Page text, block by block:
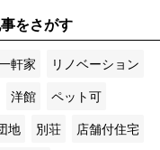
をさがす
軒家
リノベーション
洋館
ペット可
地 別荘
店舗付住宅